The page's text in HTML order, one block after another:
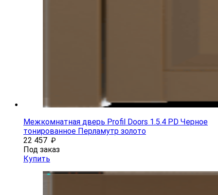
Межкомнатная дверь Profil Doors 1.5.4 PD Черное
тонированное Перламутр золото
22 457 ₽
Под заказ
Купить